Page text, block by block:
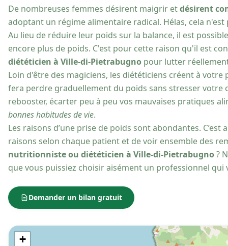
De nombreuses femmes désirent maigrir etdésirent
adoptant un régime alimentaire radical. Hélas, cela n'est
Au lieu de réduire leur poids sur la balance, il est
encore plus de poids. C'est pour cette raison qu'il est
diététicien à Ville-di-Pietrabugno pour lutter
Loin d'être des magiciens, les diététiciens créent à
fera perdre graduellement du poids sans stresser
rebooster, écarter peu à peu vos mauvaises pratiques
bonnes habitudes de vie.
Les raisons d’une prise de poids sont abondantes.
raisons selon chaque patient et de voir ensemble des
nutritionniste ou diététicien à Ville-di-Pietrabugno?
que vous puissiez choisir aisément un professionnel qui
Demander un bilan gratuit
+